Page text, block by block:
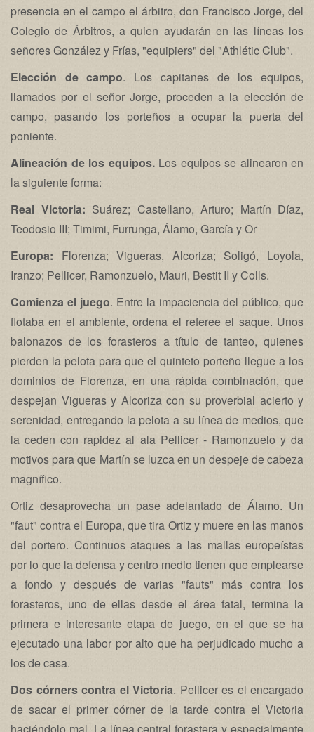
presencia en el campo el árbitro, don Francisco Jorge, del
Colegio de Árbitros, a quien ayudarán en las líneas los
señores González y Frías, "equipiers" del "Athlétic Club".
Elección de campo. Los capitanes de los equipos,
llamados por el señor Jorge, proceden a la elección de
campo, pasando los porteños a ocupar la puerta del
poniente.
Alineación de los equipos.Los equipos se alinearon en
la siguiente forma:
Real Victoria: Suárez; Castellano, Arturo; Martín Díaz,
Teodosio III; Timimi, Furrunga, Álamo, García y Or
Europa: Florenza; Vigueras, Alcoriza; Soligó, Loyola,
Iranzo; Pellicer, Ramonzuelo, Mauri, Bestit II y Colls.
Comienza el juego. Entre la impaciencia del público, que
flotaba en el ambiente, ordena el referee el saque. Unos
balonazos de los forasteros a título de tanteo, quienes
pierden la pelota para que el quinteto porteño llegue a los
dominios de Florenza, en una rápida combinación, que
despejan Vigueras y Alcoriza con su proverbial acierto y
serenidad, entregando la pelota a su línea de medios, que
la ceden con rapidez al ala Pellicer - Ramonzuelo y da
motivos para que Martín se luzca en un despeje de cabeza
magnífico.
Ortiz desaprovecha un pase adelantado de Álamo. Un
"faut" contra el Europa, que tira Ortiz y muere en las manos
del portero. Continuos ataques a las mallas europeístas
por lo que la defensa y centro medio tienen que emplearse
a fondo y después de varias "fauts" más contra los
forasteros, uno de ellas desde el área fatal, termina la
primera e interesante etapa de juego, en el que se ha
ejecutado una labor por alto que ha perjudicado mucho a
los de casa.
Dos córners contra el Victoria. Pellicer es el encargado
de sacar el primer córner de la tarde contra el Victoria